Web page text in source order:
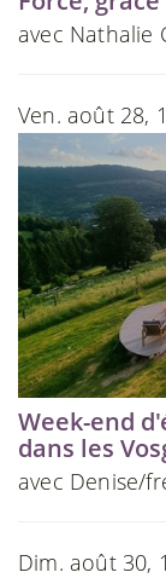
avec Nathalie
Ven. août 28,
Week-end
dans les
avec Denise/
Dim. août 30,